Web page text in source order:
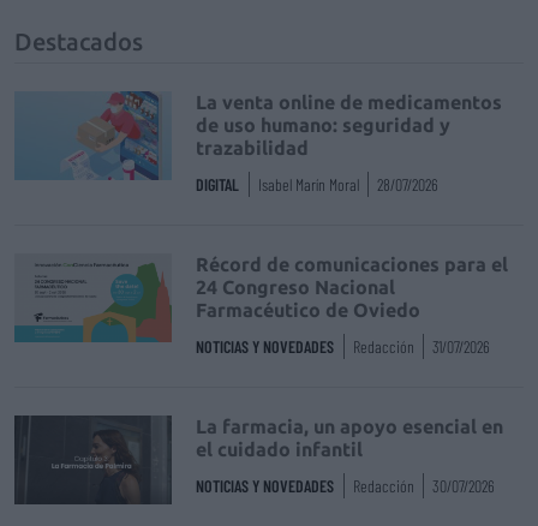
Destacados
La venta online de medicamentos
de uso humano: seguridad y
trazabilidad
DIGITAL Isabel Marín Moral 28/07/2026
Récord de comunicaciones para el
24 Congreso Nacional
Farmacéutico de Oviedo
NOTICIAS Y NOVEDADES Redacción 31/07/2026
La farmacia, un apoyo esencial en
el cuidado infantil
NOTICIAS Y NOVEDADES Redacción 30/07/2026